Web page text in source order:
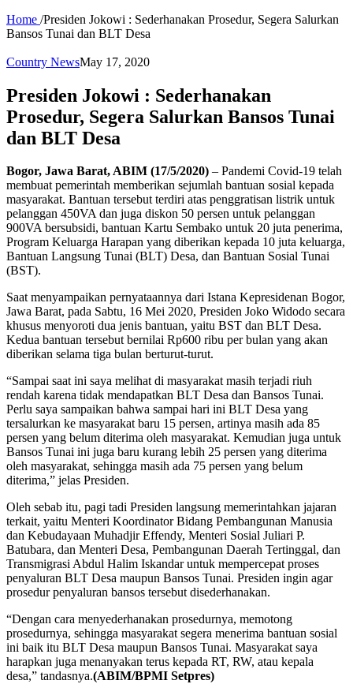
Home /Presiden Jokowi : Sederhanakan Prosedur, Segera Salurkan
Bansos Tunai dan BLT Desa
Country NewsMay 17, 2020
Presiden Jokowi : Sederhanakan
Prosedur, Segera Salurkan Bansos Tunai
dan BLT Desa
Bogor, Jawa Barat, ABIM (17/5/2020) – Pandemi Covid-19 telah
membuat pemerintah memberikan sejumlah bantuan sosial kepada
masyarakat. Bantuan tersebut terdiri atas penggratisan listrik untuk
pelanggan 450VA dan juga diskon 50 persen untuk pelanggan
900VA bersubsidi, bantuan Kartu Sembako untuk 20 juta penerima,
Program Keluarga Harapan yang diberikan kepada 10 juta keluarga,
Bantuan Langsung Tunai (BLT) Desa, dan Bantuan Sosial Tunai
(BST).
Saat menyampaikan pernyataannya dari Istana Kepresidenan Bogor,
Jawa Barat, pada Sabtu, 16 Mei 2020, Presiden Joko Widodo secara
khusus menyoroti dua jenis bantuan, yaitu BST dan BLT Desa.
Kedua bantuan tersebut bernilai Rp600 ribu per bulan yang akan
diberikan selama tiga bulan berturut-turut.
“Sampai saat ini saya melihat di masyarakat masih terjadi riuh
rendah karena tidak mendapatkan BLT Desa dan Bansos Tunai.
Perlu saya sampaikan bahwa sampai hari ini BLT Desa yang
tersalurkan ke masyarakat baru 15 persen, artinya masih ada 85
persen yang belum diterima oleh masyarakat. Kemudian juga untuk
Bansos Tunai ini juga baru kurang lebih 25 persen yang diterima
oleh masyarakat, sehingga masih ada 75 persen yang belum
diterima,” jelas Presiden.
Oleh sebab itu, pagi tadi Presiden langsung memerintahkan jajaran
terkait, yaitu Menteri Koordinator Bidang Pembangunan Manusia
dan Kebudayaan Muhadjir Effendy, Menteri Sosial Juliari P.
Batubara, dan Menteri Desa, Pembangunan Daerah Tertinggal, dan
Transmigrasi Abdul Halim Iskandar untuk mempercepat proses
penyaluran BLT Desa maupun Bansos Tunai. Presiden ingin agar
prosedur penyaluran bansos tersebut disederhanakan.
“Dengan cara menyederhanakan prosedurnya, memotong
prosedurnya, sehingga masyarakat segera menerima bantuan sosial
ini baik itu BLT Desa maupun Bansos Tunai. Masyarakat saya
harapkan juga menanyakan terus kepada RT, RW, atau kepala
desa,” tandasnya.(ABIM/BPMI Setpres)